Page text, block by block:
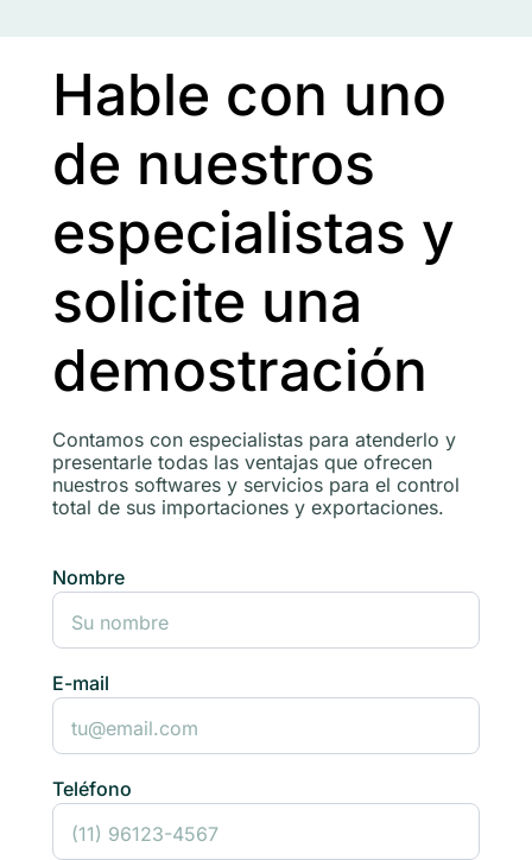
Hable con uno
de nuestros
especialistas y
solicite una
demostración
Contamos con especialistas para atenderlo y
presentarle todas las ventajas que ofrecen
nuestros softwares y servicios para el control
total de sus importaciones y exportaciones.
Nombre
E-mail
Teléfono